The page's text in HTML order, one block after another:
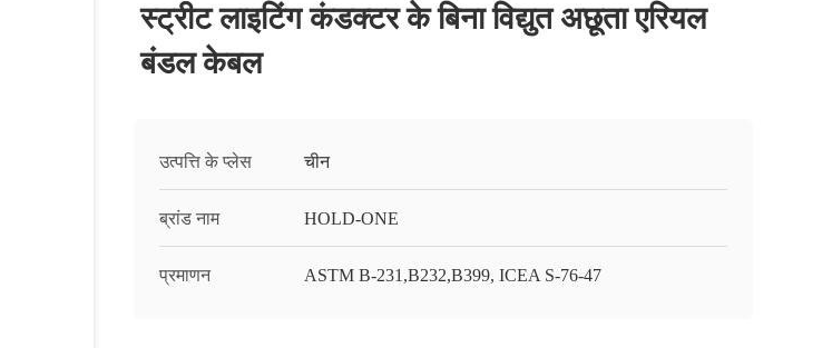
स्ट्रीट लाइटिंग कंडक्टर के बिना विद्युत अछूता एरियल
बंडल केबल
उत्पत्ति के प्लेस चीन
ब्रांड नाम HOLD-ONE
प्रमाणन ASTM B-231,B232,B399, ICEA S-76-47